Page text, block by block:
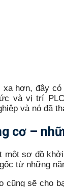
hơn, đây
và vị trí
và nó đã
cơ –
một sơ đồ
từ những
cũng sẽ cho